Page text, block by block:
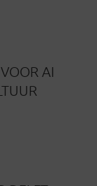
AI